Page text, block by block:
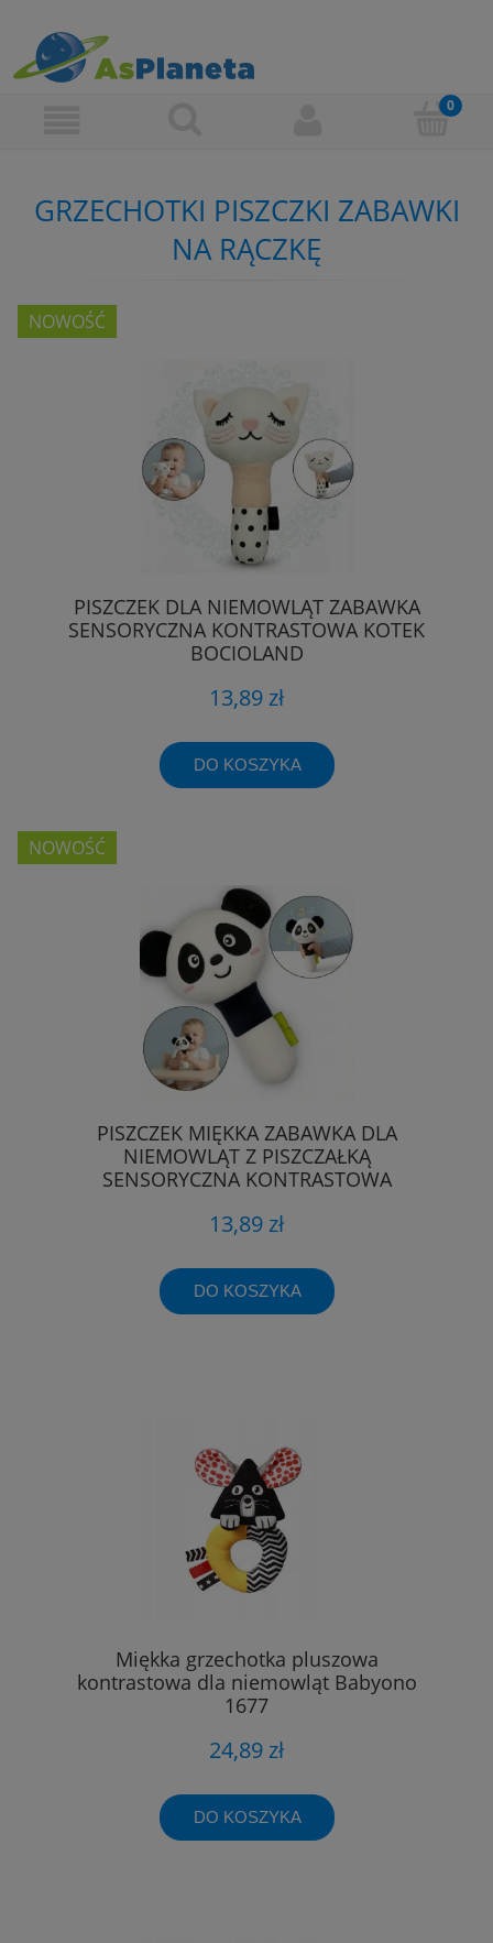
GRZECHOTKI PISZCZKI ZABAWKI
NA RĄCZKĘ
PISZCZEK DLA NIEMOWLĄT ZABAWKA
SENSORYCZNA KONTRASTOWA KOTEK
BOCIOLAND
13,89 zł
DO KOSZYKA
NOWOŚĆ
PISZCZEK MIĘKKA ZABAWKA DLA
NIEMOWLĄT Z PISZCZAŁKĄ
SENSORYCZNA KONTRASTOWA
13,89 zł
DO KOSZYKA
NOWOŚĆ
Miękka grzechotka pluszowa
kontrastowa dla niemowląt Babyono
1677
24,89 zł
DO KOSZYKA